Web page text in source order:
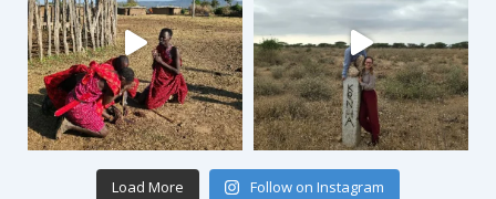
Load More Follow on Instagram